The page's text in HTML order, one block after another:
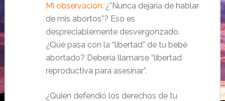
Mi observación: ¿”Nunca dejaría de hablar
de mis abortos”? Eso es
despreciablemente desvergonzado.
¿Qué pasa con la “libertad” de tu bebé
abortado? Debería llamarse “libertad
reproductiva para asesinar”.
¿Quién defendió los derechos de tu